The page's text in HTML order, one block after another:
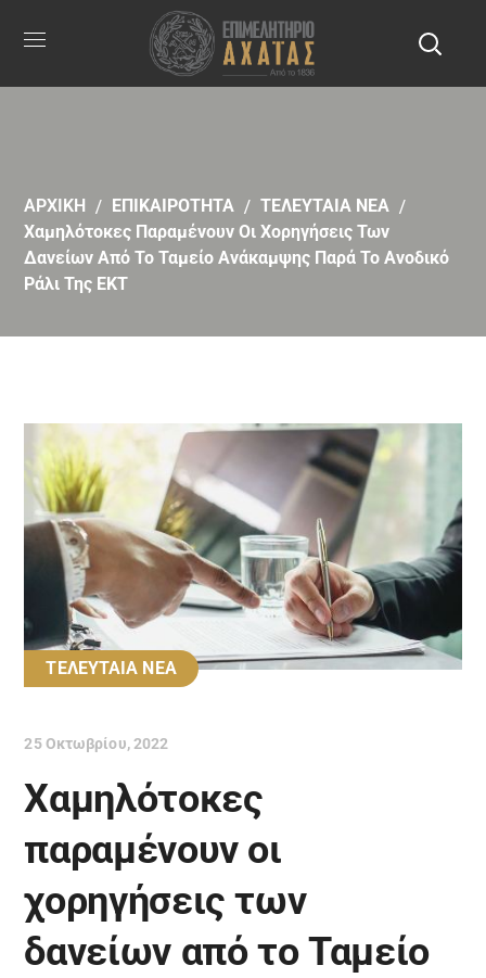
ΑΡΧΙΚΗ ΕΠΙΚΑΙΡΟΤΗΤΑ
ΤΕΛΕΥΤΑΙΑ ΝΕΑ
Χαμηλότοκες Παραμένουν Οι Χορηγήσεις Των
Δανείων Από Το Ταμείο Ανάκαμψης Παρά Το Ανοδικό
Ράλι Της ΕΚΤ
ΤΕΛΕΥΤΑΙΑ ΝΕΑ
25 Οκτωβρίου, 2022
Χαμηλότοκες
παραμένουν οι
χορηγήσεις των
δανείων από το Ταμείο